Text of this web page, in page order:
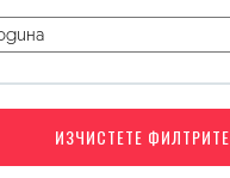
ИЗЧИСТЕТЕ ФИЛТРИТЕ